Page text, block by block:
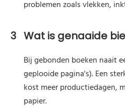
problemen zoals vlekken,
3 Wat is genaaide
Bij gebonden boeken naait
geplooide pagina's). Een
kost meer productiedagen,
papier.